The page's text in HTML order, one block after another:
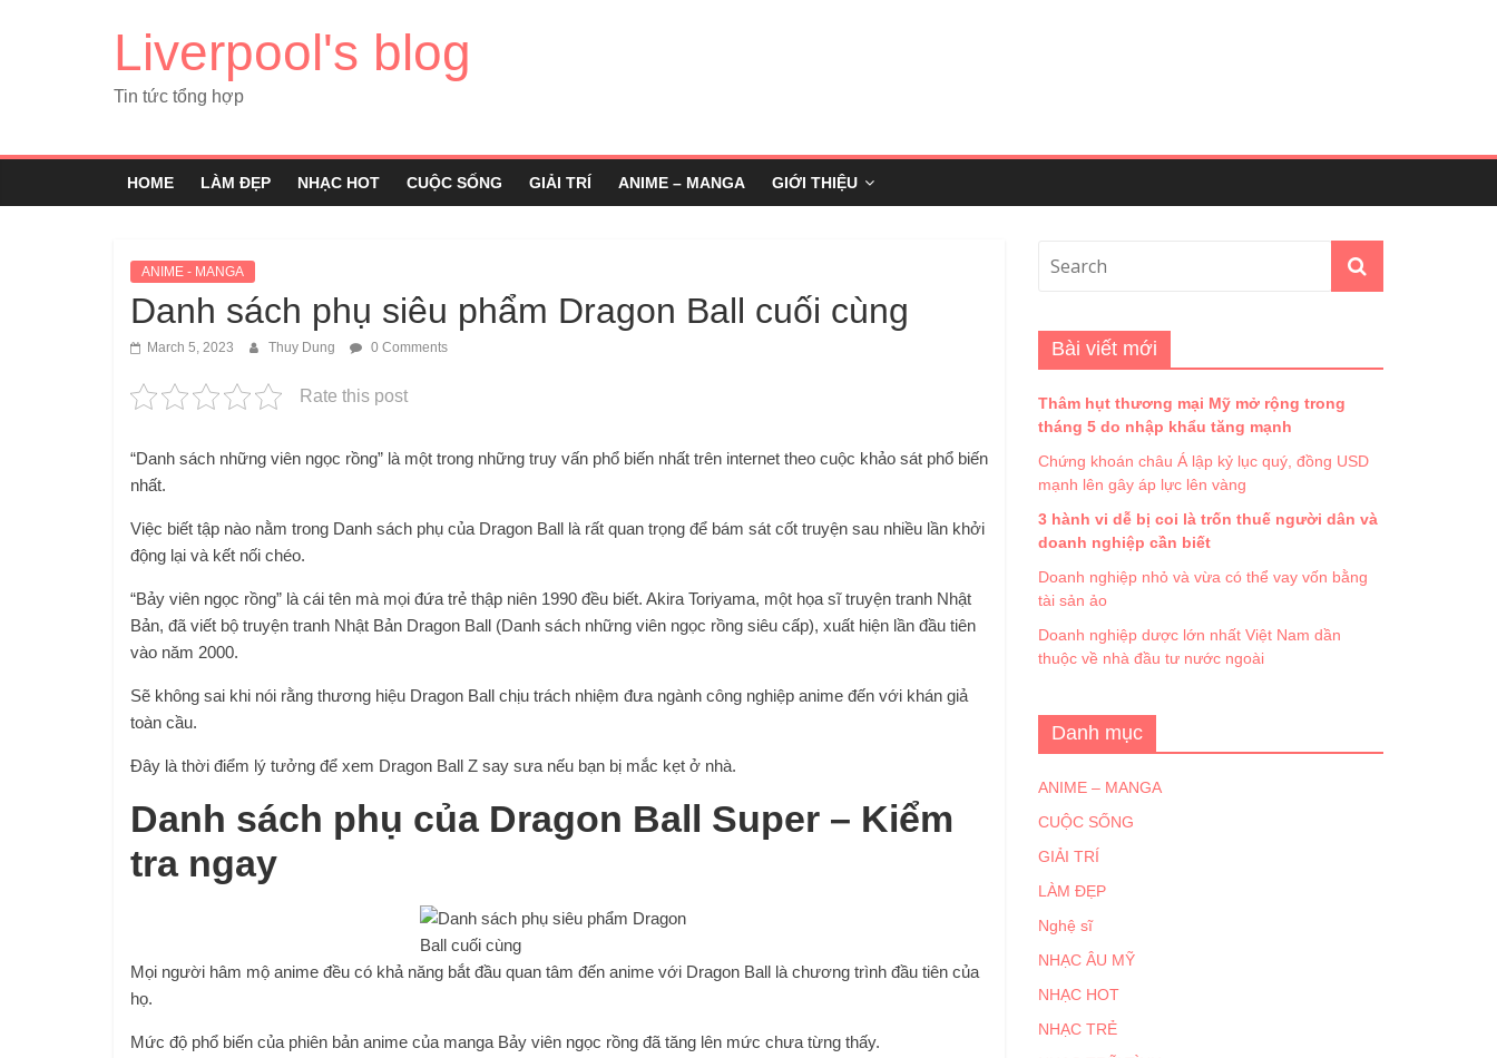
Liverpool's blog
Tin tức tổng hợp
HOME LÀM ĐẸP NHẠC HOT CUỘC SỐNG GIẢI TRÍ ANIME – MANGA GIỚI THIỆU
ANIME - MANGA
Danh sách phụ siêu phẩm Dragon Ball cuối cùng
March 5, 2023 Thuy Dung 0 Comments
Rate this post
“Danh sách những viên ngọc rồng” là một trong những truy vấn phổ biến nhất trên internet theo cuộc khảo sát phổ biến
nhất.
Việc biết tập nào nằm trong Danh sách phụ của Dragon Ball là rất quan trọng để bám sát cốt truyện sau nhiều lần khởi
động lại và kết nối chéo.
“Bảy viên ngọc rồng” là cái tên mà mọi đứa trẻ thập niên 1990 đều biết. Akira Toriyama, một họa sĩ truyện tranh Nhật
Bản, đã viết bộ truyện tranh Nhật Bản Dragon Ball (Danh sách những viên ngọc rồng siêu cấp), xuất hiện lần đầu tiên
vào năm 2000.
Sẽ không sai khi nói rằng thương hiệu Dragon Ball chịu trách nhiệm đưa ngành công nghiệp anime đến với khán giả
toàn cầu.
Đây là thời điểm lý tưởng để xem Dragon Ball Z say sưa nếu bạn bị mắc kẹt ở nhà.
Danh sách phụ của Dragon Ball Super – Kiểm
tra ngay
Mọi người hâm mộ anime đều có khả năng bắt đầu quan tâm đến anime với Dragon Ball là chương trình đầu tiên của
họ.
Mức độ phổ biến của phiên bản anime của manga Bảy viên ngọc rồng đã tăng lên mức chưa từng thấy.
Bài viết mới
Thâm hụt thương mại Mỹ mở rộng trong
tháng 5 do nhập khẩu tăng mạnh
Chứng khoán châu Á lập kỷ lục quý, đồng USD
mạnh lên gây áp lực lên vàng
3 hành vi dễ bị coi là trốn thuế người dân và
doanh nghiệp cần biết
Doanh nghiệp nhỏ và vừa có thể vay vốn bằng
tài sản ảo
Doanh nghiệp dược lớn nhất Việt Nam dần
thuộc về nhà đầu tư nước ngoài
Danh mục
ANIME – MANGA
CUỘC SỐNG
GIẢI TRÍ
LÀM ĐẸP
Nghệ sĩ
NHẠC ÂU MỸ
NHẠC HOT
NHẠC TRẺ